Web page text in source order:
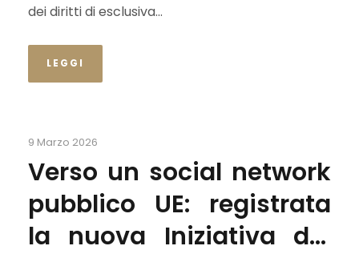
dei diritti di esclusiva...
LEGGI
9 Marzo 2026
Verso un social network
pubblico UE: registrata
la nuova Iniziativa dei